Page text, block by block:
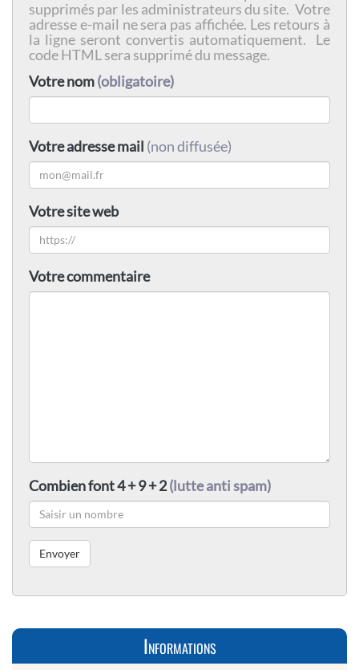
supprimés par les administrateurs du site. Votre
adresse e-mail ne sera pas affichée. Les retours à
la ligne seront convertis automatiquement. Le
code HTML sera supprimé du message.
Votre nom(obligatoire)
Votre adresse mail (non diffusée)
Votre site web
Votre commentaire
Combien font 4 + 9 + 2(lutte anti spam)
Informations